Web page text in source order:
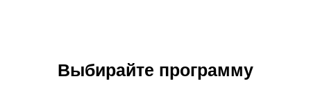
Выбирайте программу